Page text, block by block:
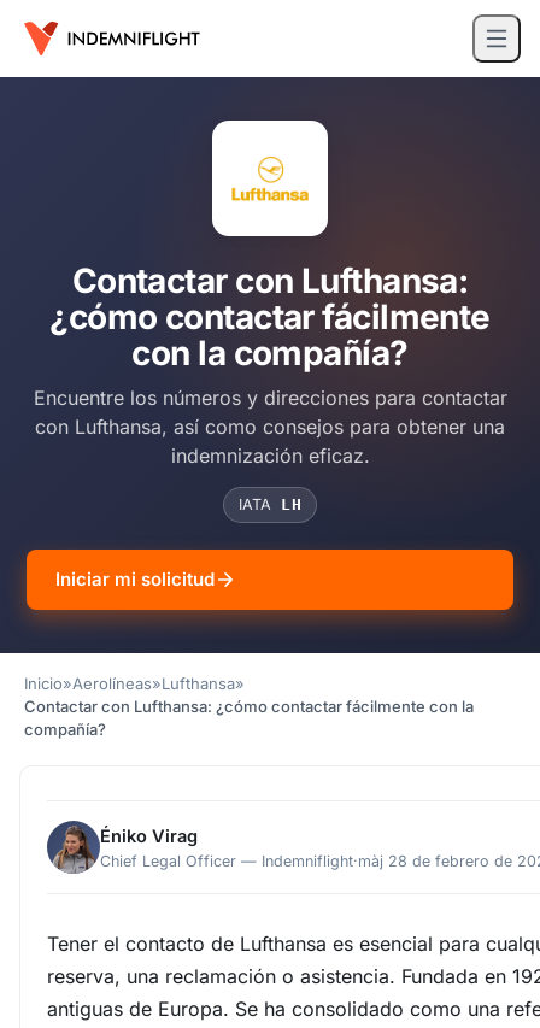
Contactar con Lufthansa:
¿cómo contactar fácilmente
con la compañía?
Encuentre los números y direcciones para contactar
con Lufthansa, así como consejos para obtener una
indemnización eficaz.
IATA LH
Iniciar mi solicitud
Inicio»Aerolíneas»Lufthansa»
Contactar con Lufthansa: ¿cómo contactar fácilmente con la
compañía?
Éniko Virag
Chief Legal Officer — Indemniflight·màj 28 de febrero de
Tener el contacto de Lufthansa es esencial para
reserva, una reclamación o asistencia. Fundada en
antiguas de Europa. Se ha consolidado como una